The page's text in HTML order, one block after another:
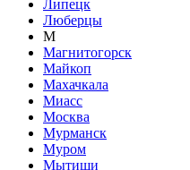
Липецк
Люберцы
М
Магнитогорск
Майкоп
Махачкала
Миасс
Москва
Мурманск
Муром
Мытищи